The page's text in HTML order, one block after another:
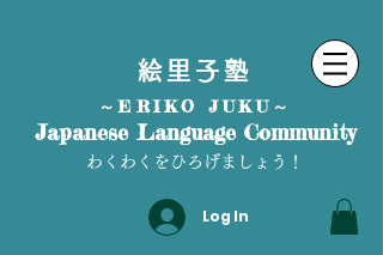
絵里子塾
～ERIKO JUKU～
Japanese Language Community
わくわくをひろげましょう！
Log In